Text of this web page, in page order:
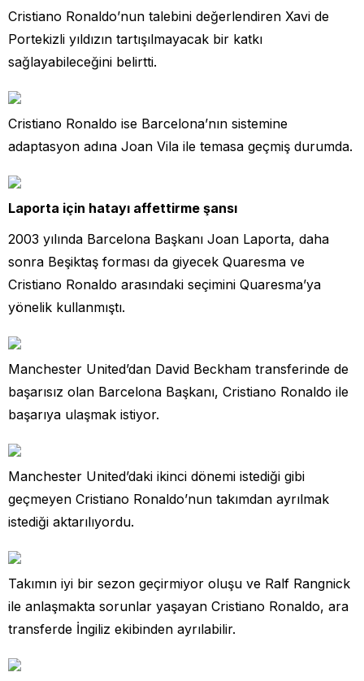
Cristiano Ronaldo’nun talebini değerlendiren Xavi de
Portekizli yıldızın tartışılmayacak bir katkı
sağlayabileceğini belirtti.
Cristiano Ronaldo ise Barcelona’nın sistemine
adaptasyon adına Joan Vila ile temasa geçmiş durumda.
Laporta için hatayı affettirme şansı
2003 yılında Barcelona Başkanı Joan Laporta, daha
sonra Beşiktaş forması da giyecek Quaresma ve
Cristiano Ronaldo arasındaki seçimini Quaresma’ya
yönelik kullanmıştı.
Manchester United’dan David Beckham transferinde de
başarısız olan Barcelona Başkanı, Cristiano Ronaldo ile
başarıya ulaşmak istiyor.
Manchester United’daki ikinci dönemi istediği gibi
geçmeyen Cristiano Ronaldo’nun takımdan ayrılmak
istediği aktarılıyordu.
Takımın iyi bir sezon geçirmiyor oluşu ve Ralf Rangnick
ile anlaşmakta sorunlar yaşayan Cristiano Ronaldo, ara
transferde İngiliz ekibinden ayrılabilir.